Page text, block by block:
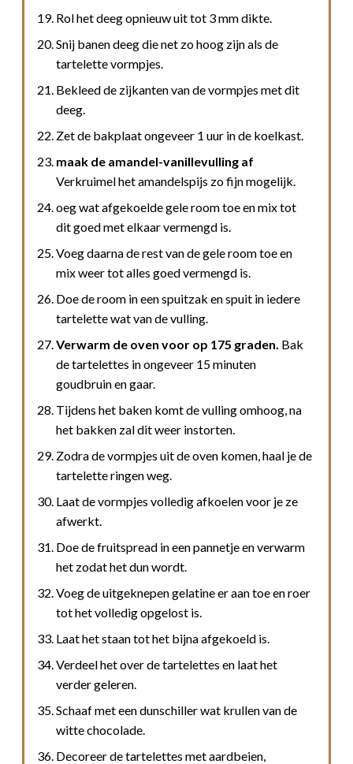
Rol het deeg opnieuw uit tot 3 mm dikte.
Snij banen deeg die net zo hoog zijn als de
tartelette vormpjes.
Bekleed de zijkanten van de vormpjes met dit
deeg.
Zet de bakplaat ongeveer 1 uur in de koelkast.
maak de amandel-vanillevulling af
Verkruimel het amandelspijs zo fijn mogelijk.
oeg wat afgekoelde gele room toe en mix tot
dit goed met elkaar vermengd is.
Voeg daarna de rest van de gele room toe en
mix weer tot alles goed vermengd is.
Doe de room in een spuitzak en spuit in iedere
tartelette wat van de vulling.
Verwarm de oven voor op 175 graden. Bak
de tartelettes in ongeveer 15 minuten
goudbruin en gaar.
Tijdens het baken komt de vulling omhoog, na
het bakken zal dit weer instorten.
Zodra de vormpjes uit de oven komen, haal je de
tartelette ringen weg.
Laat de vormpjes volledig afkoelen voor je ze
afwerkt.
Doe de fruitspread in een pannetje en verwarm
het zodat het dun wordt.
Voeg de uitgeknepen gelatine er aan toe en roer
tot het volledig opgelost is.
Laat het staan tot het bijna afgekoeld is.
Verdeel het over de tartelettes en laat het
verder geleren.
Schaaf met een dunschiller wat krullen van de
witte chocolade.
Decoreer de tartelettes met aardbeien,